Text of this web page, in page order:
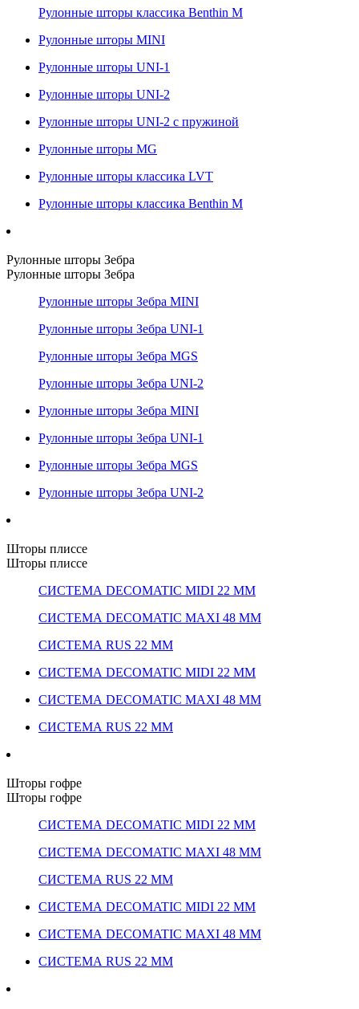
Рулонные шторы классика Benthin M
Рулонные шторы MINI
Рулонные шторы UNI-1
Рулонные шторы UNI-2
Рулонные шторы UNI-2 с пружиной
Рулонные шторы MG
Рулонные шторы классика LVT
Рулонные шторы классика Benthin M
Рулонные шторы Зебра
Рулонные шторы Зебра
Рулонные шторы Зебра MINI
Рулонные шторы Зебра UNI-1
Рулонные шторы Зебра MGS
Рулонные шторы Зебра UNI-2
Рулонные шторы Зебра MINI
Рулонные шторы Зебра UNI-1
Рулонные шторы Зебра MGS
Рулонные шторы Зебра UNI-2
Шторы плиссе
Шторы плиссе
СИСТЕМА DECOMATIC MIDI 22 ММ
СИСТЕМА DECOMATIC MAXI 48 ММ
СИСТЕМА RUS 22 ММ
СИСТЕМА DECOMATIC MIDI 22 ММ
СИСТЕМА DECOMATIC MAXI 48 ММ
СИСТЕМА RUS 22 ММ
Шторы гофре
Шторы гофре
СИСТЕМА DECOMATIC MIDI 22 ММ
СИСТЕМА DECOMATIC MAXI 48 ММ
СИСТЕМА RUS 22 ММ
СИСТЕМА DECOMATIC MIDI 22 ММ
СИСТЕМА DECOMATIC MAXI 48 ММ
СИСТЕМА RUS 22 ММ